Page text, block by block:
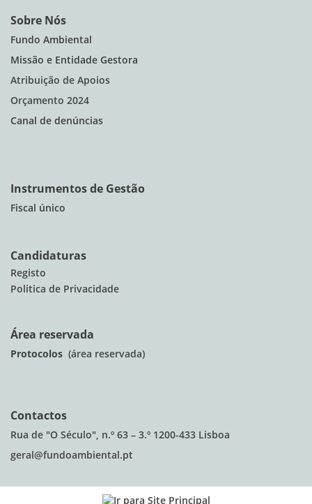
Sobre Nós
Fundo Ambiental
Missão e Entidade Gestora
Atribuição de Apoios
Orçamento 2024
Canal de denúncias
Instrumentos de Gestão
Fiscal único
Candidaturas
Registo
Politica de Privacidade
Área reservada
Protocolos (área reservada)
Contactos
Rua de "O Século", n.º 63 – 3.º 1200-433 Lisboa
geral@fundoambiental.pt